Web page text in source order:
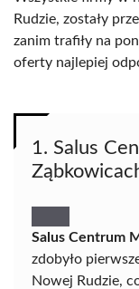
Rudzie, zostały
zanim trafiły na
oferty najlepiej
1. Salus
Salus Centrum
zdobyło
Nowej Rudzie,